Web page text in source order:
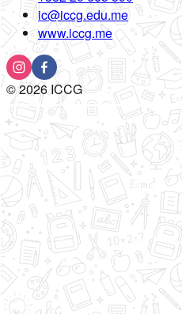
ic@iccg.edu.me
www.iccg.me
©2026ICCG